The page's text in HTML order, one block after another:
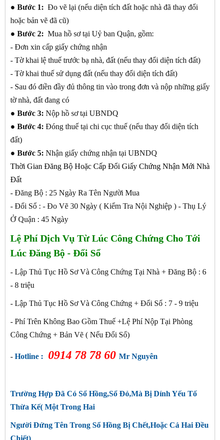
● Bước 1: Đo vẽ lại (nếu diện tích đất hoặc nhà đã thay đổi
hoặc bản vẽ đã cũ)
● Bước 2: Mua hồ sơ tại Uỷ ban Quận, gồm:
- Đơn xin cấp giấy chứng nhận
- Tờ khai lệ thuế trước bạ nhà, đất (nếu thay đổi diện tích đất)
- Tờ khai thuế sử dụng đất (nếu thay đổi diện tích đất)
- Sau đó điền đầy đủ thông tin vào trong đơn và nộp những giấy
tờ nhà, đất đang có
● Bước 3: Nộp hồ sơ tại UBNDQ
● Bước 4: Đóng thuế tại chi cục thuế (nếu thay đổi diện tích
đất)
● Bước 5: Nhận giấy chứng nhận tại UBNDQ
Thời Gian Đăng Bộ Hoặc Cấp Đổi Giấy Chứng Nhận Mới Nhà
Đất
- Đăng Bộ : 25 Ngày Ra Tên Người Mua
- Đổi Sổ : - Đo Vẽ 30 Ngày ( Kiểm Tra Nội Nghiệp ) - Thụ Lý
Ở Quận : 45 Ngày
Lệ Phí Dịch Vụ Từ Lúc Công Chứng Cho Tới
Lúc Đăng Bộ - Đổi Sổ
- Lập Thủ Tục Hồ Sơ Và Công Chứng Tại Nhà + Đăng Bộ : 6
- 8 triệu
- Lập Thủ Tục Hồ Sơ Và Công Chứng + Đổi Sổ : 7 - 9 triệu
- Phí Trên Không Bao Gồm Thuế +Lệ Phí Nộp Tại Phòng
Công Chứng + Bản Vẽ ( Nếu Đổi Sổ)
- Hotline : 0914 78 78 60 Mr Nguyên
Trường Hợp Đã Có Sổ Hồng,Sổ Đỏ,Mà Bị Dính Yếu Tố
Thừa Kế( Một Trong Hai
Người Đứng Tên Trong Sổ Hồng Bị Chết,Hoặc Cả Hai Đều
Chiết)